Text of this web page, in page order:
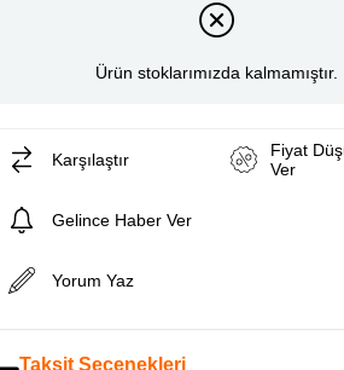
Ürün stoklarımızda kalmamıştır.
Karşılaştır
Fiyat
Ver
Gelince Haber Ver
Yorum Yaz
Taksit Seçenekleri